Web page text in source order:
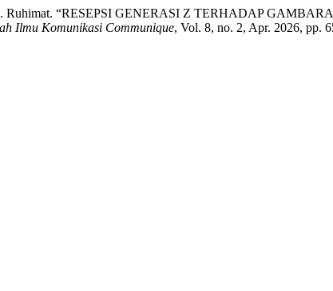
Ruhimat. “RESEPSI GENERASI Z TERHADAP
Ilmu Komunikasi Communique, Vol. 8, no. 2, Apr. 2026, pp.